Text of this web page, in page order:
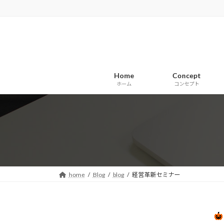
プ
動
Home
ホーム
Concept
コンセプト
home Blog blog 経営革新セミナー